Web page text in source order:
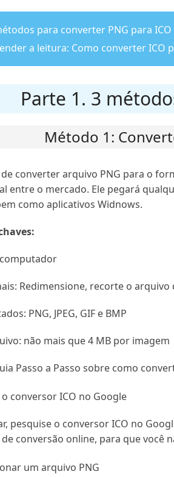
para converter PNG para ICO
a leitura: Como converter ICO
Parte 1. 3
Método 1:
converter arquivo PNG para o
entre o mercado. Ele pegará
como aplicativos Widnows.
Redimensione, recorte o
PNG, JPEG, GIF e BMP
não mais que 4 MB por imagem
Passo a Passo sobre como
conversor ICO no Google
pesquise o conversor ICO no
conversão online, para que você
um arquivo PNG